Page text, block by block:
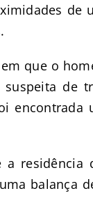
que o
de
encontrada
residência
balança